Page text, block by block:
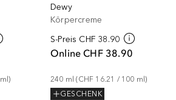
ml)
Dewy
Körpercreme
S-Preis CHF 38.90
Online CHF 38.90
240 ml (CHF 16.21 / 100 ml)
GESCHENK